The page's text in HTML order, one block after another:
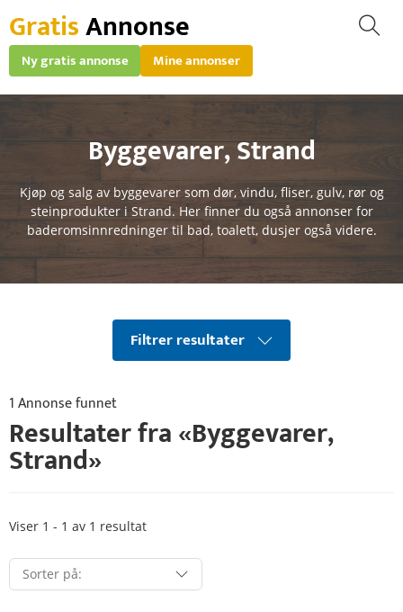
GratisAnnonse
Ny gratis annonse Mine annonser
Byggevarer,Strand
Kjøp og salg av byggevarer som dør, vindu, fliser, gulv, rør og
steinprodukter i Strand. Her finner du også annonser for
baderomsinnredninger til bad, toalett, dusjer også videre.
Filtrer resultater
1 Annonse funnet
Resultater fra «Byggevarer,
Strand»
Viser 1 - 1 av 1 resultat